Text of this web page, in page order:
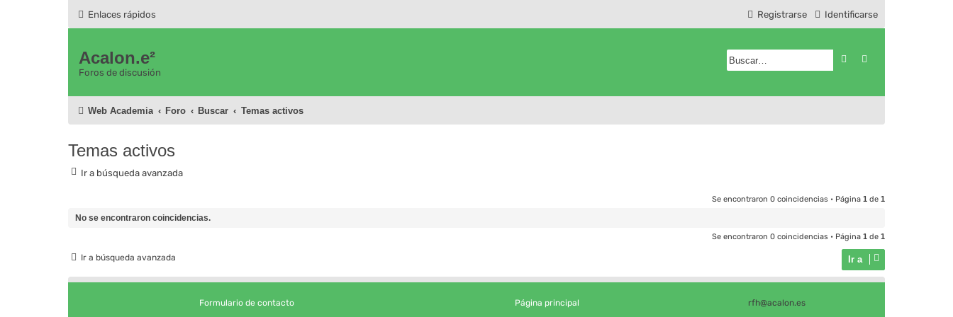
Enlaces rápidos Identificarse
Registrarse
Acalon.e²
Foros de discusión
Buscar
Web Academia Foro Buscar Temas activos
Temas activos
Ir a búsqueda avanzada
Se encontraron 0 coincidencias • Página 1 de 1
No se encontraron coincidencias.
Se encontraron 0 coincidencias • Página 1 de 1
Ir a búsqueda avanzada Ir a
Formulario de contacto Página principal rfh@acalon.es